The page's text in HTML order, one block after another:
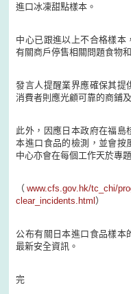
進口冰凍甜點樣本。
中心已跟進以上不合格樣本
有關商戶停售相關問題食物
發言人提醒業界應確保其提
消費者則應光顧可靠的商鋪
此外，因應日本政府在福島
本進口食品的檢測，並會按
中心亦會在每個工作天於專
（ www.cfs.gov.hk/tc_chi/
clear_incidents.html）
公布有關日本進口食品樣本
最新安全資訊。
完